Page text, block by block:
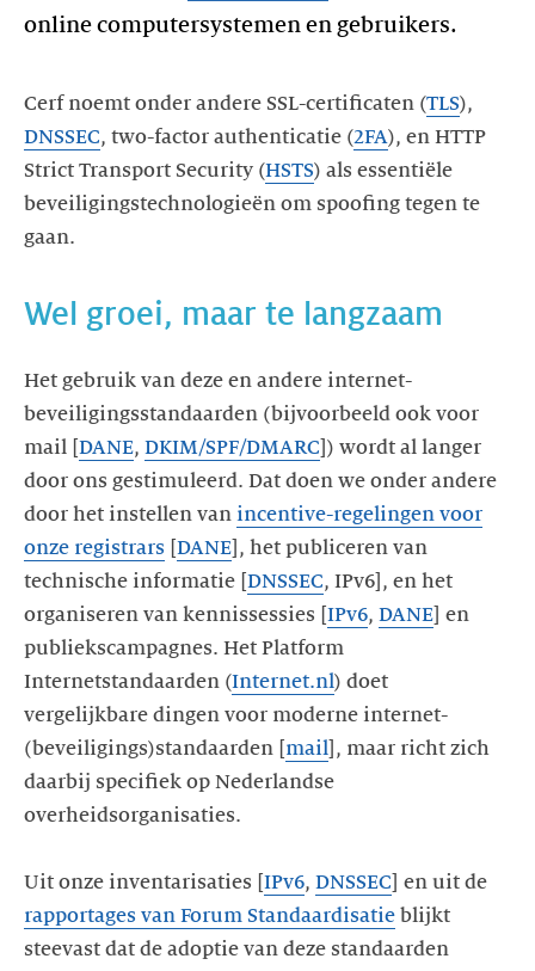
Cerf noemt onder andere SSL-certificaten (TLS),
DNSSEC, two-factor authenticatie (2FA), en HTTP
Strict Transport Security (HSTS) als essentiële
beveiligingstechnologieën om spoofing tegen te
Het gebruik van deze en andere internet-
beveiligingsstandaarden (bijvoorbeeld ook voor
mail [ DANE, DKIM/SPF/DMARC ]) wordt al langer
door ons gestimuleerd. Dat doen we onder andere
door het instellen van incentive-regelingen voor
onze registrars
DANE ], het publiceren van
technische informatie [ DNSSEC, IPv6], en het
organiseren van kennissessies [ IPv6, DANE ] en
publiekscampagnes. Het Platform
Internetstandaarden (Internet.nl) doet
vergelijkbare dingen voor moderne internet-
(beveiligings)standaarden [ mail ], maar richt zich
daarbij specifiek op Nederlandse
overheidsorganisaties.
Uit onze inventarisaties [ IPv6, DNSSEC ] en uit de
rapportages van Forum Standaardisatie blijkt
steevast dat de adoptie van deze standaarden